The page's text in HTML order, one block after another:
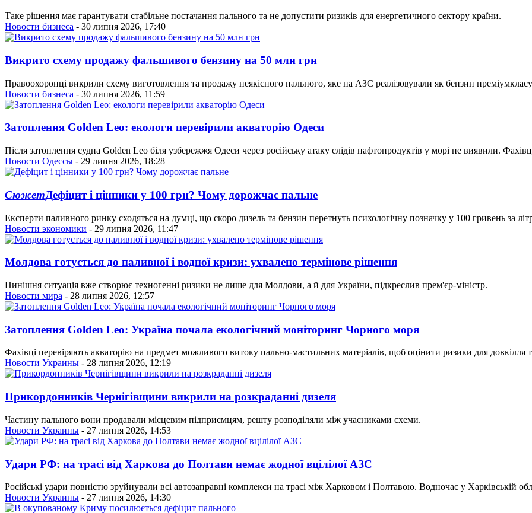
Таке рішення має гарантувати стабільне постачання пального та не допустити ризиків для енергетичного сектору країни.
Новости бизнеса - 30 липня 2026, 17:40
Викрито схему продажу фальшивого бензину на 50 млн грн
Правоохоронці викрили схему виготовлення та продажу неякісного пального, яке на АЗС реалізовували як бензин
Новости бизнеса - 30 липня 2026, 11:59
Затоплення Golden Leo: екологи перевірили акваторію Одеси
Після затоплення судна Golden Leo біля узбережжя Одеси через російську атаку слідів нафтопродуктів у морі не виявили.
Новости Одессы - 29 липня 2026, 18:28
СюжетДефіцит і цінники у 100 грн? Чому дорожчає пальне
Експерти паливного ринку сходяться на думці, що скоро дизель та бензин перетнуть психологічну позначку у 100 гривень за
Новости экономики - 29 липня 2026, 11:47
Молдова готується до паливної і водної кризи: ухвалено термінове рішення
Нинішня ситуація вже створює техногенні ризики не лише для Молдови, а й для України, підкреслив прем'єр-міністр.
Новости мира - 28 липня 2026, 12:57
Затоплення Golden Leo: Україна почала екологічний моніторинг Чорного моря
Фахівці перевіряють акваторію на предмет можливого витоку пально-мастильних матеріалів, щоб оцінити ризики для довкілля
Новости Украины - 28 липня 2026, 12:19
Прикордонників Чернігівщини викрили на розкраданні дизеля
Частину пального вони продавали місцевим підприємцям, решту розподіляли між учасниками схеми.
Новости Украины - 27 липня 2026, 14:53
Удари РФ: на трасі від Харкова до Полтави немає жодної вцілілої АЗС
Російські удари повністю зруйнували всі автозаправні комплекси на трасі між Харковом і Полтавою. Водночас у Харківській
Новости Украины - 27 липня 2026, 14:30